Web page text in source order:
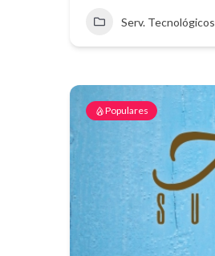
Serv. Tecnológicos
Populares